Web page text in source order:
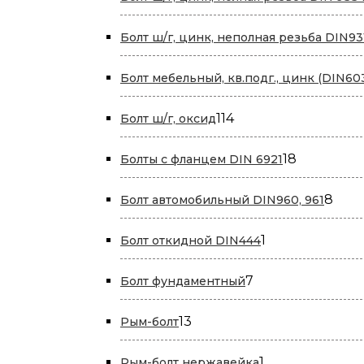
Болт ш/г, цинк, неполная резьба
Болт мебельный, кв.подг., цинк
Болт ш/г, оксид114114
товаров
Болты с фланцем DIN 692118
товаров
Болт автомобильный DIN960, 9618
Болт откидной DIN4441
товар
Болт фундаментный7
товаров
Рым-болт13
товаров